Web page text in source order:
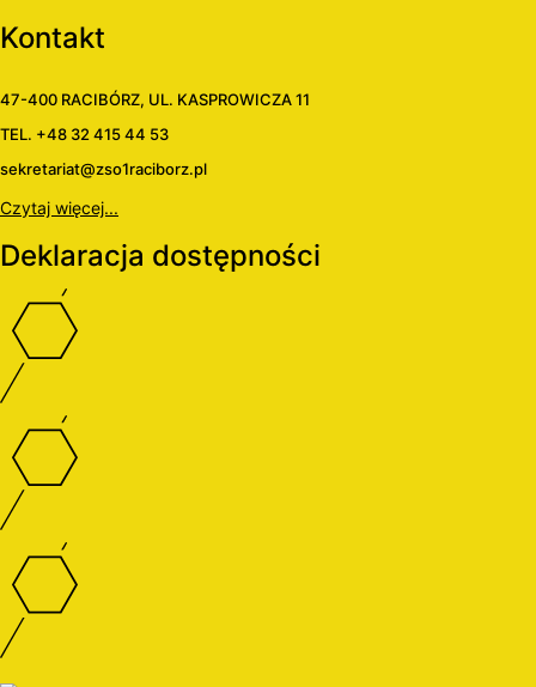
Kontakt
47-400 RACIBÓRZ, UL. KASPROWICZA 11
TEL. +48 32 415 44 53
sekretariat@zso1raciborz.pl
Czytaj więcej...
Deklaracja dostępności